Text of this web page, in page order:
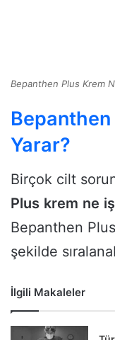
Bepanthen Plus Krem
Bepanthen
Yarar?
Birçok cilt
Plus krem ne
Bepanthen
şekilde
İlgili Makaleler